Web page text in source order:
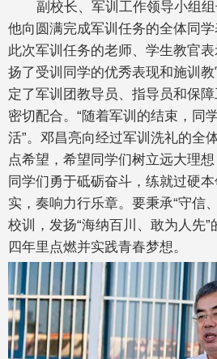
副校长、军训工作领导小组组
他向圆满完成军训任务的全体同
此次军训任务的老师、学生教官
扬了受训同学的优秀表现和施训
定了军训团教导员、指导员和保
密切配合。“随着军训的结束，同
活”。邓昌亮向经过军训洗礼的全
点希望，希望同学们树立远大理
同学们勇于砥砺奋斗，练就过硬
实，奏响力行乐章。要秉承“守信
校训，发扬“海纳百川、敢为人先
四年里点燃并实践青春梦想。